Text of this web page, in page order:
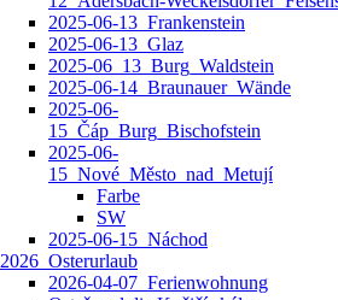
2025-06-13_Frankenstein
2025-06-13_Glaz
2025-06_13_Burg_Waldstein
2025-06-14_Braunauer_Wände
2025-06-
15_Čáp_Burg_Bischofstein
2025-06-
15_Nové_Město_nad_Metují
Farbe
SW
2025-06-15_Náchod
2026_Osterurlaub
2026-04-07_Ferienwohnung